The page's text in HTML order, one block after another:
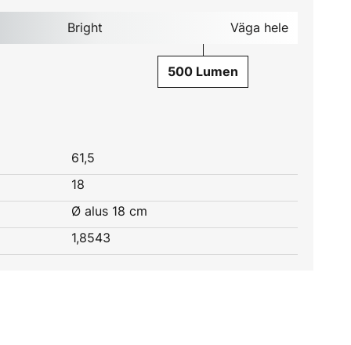
Bright Väga hele
500 Lumen
61,5
18
Ø alus 18 cm
1,8543